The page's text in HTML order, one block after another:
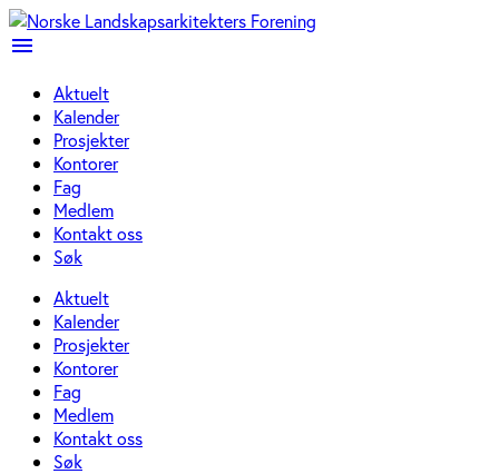
menu
Aktuelt
Kalender
Prosjekter
Kontorer
Fag
Medlem
Kontakt oss
Søk
Aktuelt
Kalender
Prosjekter
Kontorer
Fag
Medlem
Kontakt oss
Søk